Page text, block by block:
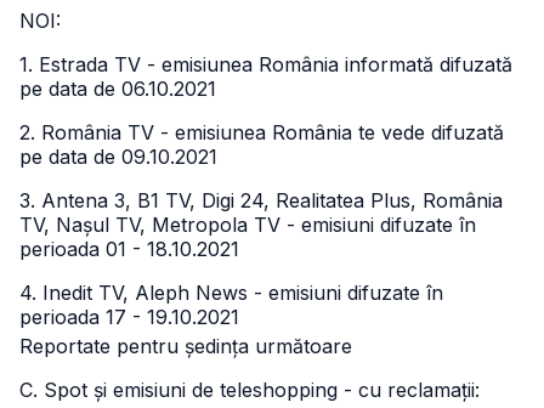
NOI:
1. Estrada TV - emisiunea România informată difuzată
pe data de 06.10.2021
2. România TV - emisiunea România te vede difuzată
pe data de 09.10.2021
3. Antena 3, B1 TV, Digi 24, Realitatea Plus, România
TV, Nașul TV, Metropola TV - emisiuni difuzate în
perioada 01 - 18.10.2021
4. Inedit TV, Aleph News - emisiuni difuzate în
perioada 17 - 19.10.2021
Reportate pentru ședința următoare
C. Spot și emisiuni de teleshopping - cu reclamații: